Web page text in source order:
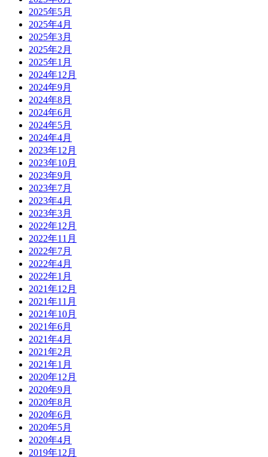
2025年5月
2025年4月
2025年3月
2025年2月
2025年1月
2024年12月
2024年9月
2024年8月
2024年6月
2024年5月
2024年4月
2023年12月
2023年10月
2023年9月
2023年7月
2023年4月
2023年3月
2022年12月
2022年11月
2022年7月
2022年4月
2022年1月
2021年12月
2021年11月
2021年10月
2021年6月
2021年4月
2021年2月
2021年1月
2020年12月
2020年9月
2020年8月
2020年6月
2020年5月
2020年4月
2019年12月